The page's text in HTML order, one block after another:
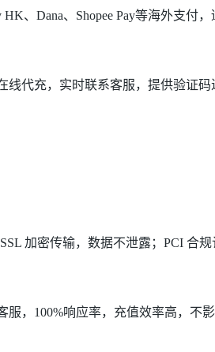
、Dana、Shopee Pay等海外支付
线代充，实时联系客服，提供验证码
加密传输，数据不泄露；PCI 合规
，100%响应率，充值效率高，不